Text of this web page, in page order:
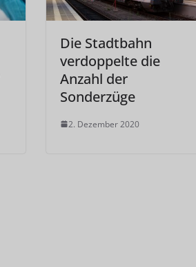
Die Stadtbahn
verdoppelte die
Anzahl der
Sonderzüge
2. Dezember 2020